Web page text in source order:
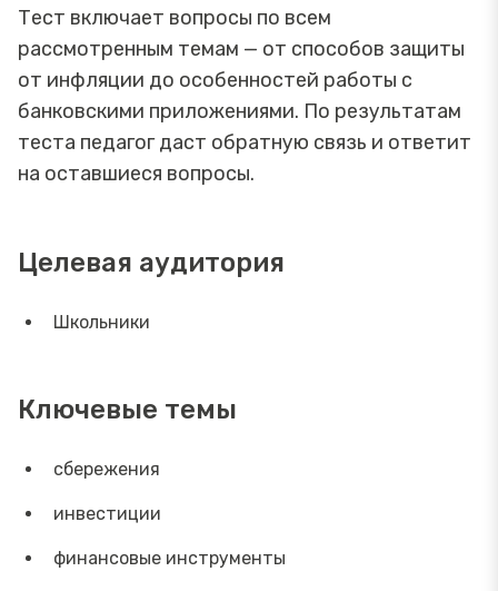
Тест включает вопросы по всем
рассмотренным темам — от способов защиты
от инфляции до особенностей работы с
банковскими приложениями. По результатам
теста педагог даст обратную связь и ответит
на оставшиеся вопросы.
Целевая аудитория
Школьники
Ключевые темы
сбережения
инвестиции
финансовые инструменты